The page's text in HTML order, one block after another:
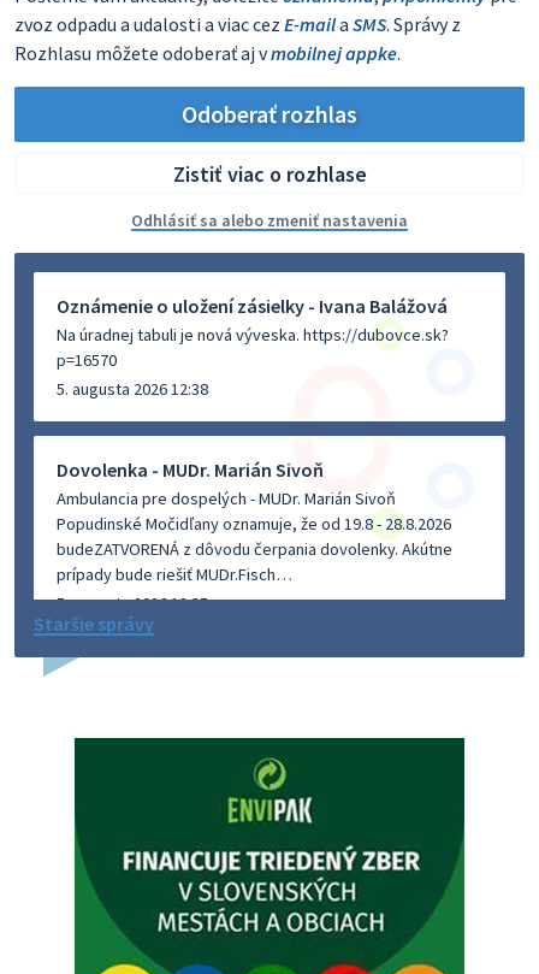
zvoz odpadu a udalosti a viac cez E-maila SMS. Správy z
Rozhlasu môžete odoberať aj vmobilnej appke.
Odoberať rozhlas
Zistiť viac o rozhlase
Odhlásiť sa alebo zmeniť nastavenia
Oznámenie o uložení zásielky - Ivana Balážová
Na úradnej tabuli je nová výveska. https://dubovce.sk?
p=16570
5. augusta 2026 12:38
Dovolenka - MUDr. Marián Sivoň
Ambulancia pre dospelých - MUDr. Marián Sivoň
Popudinské Močidľany oznamuje, že od 19.8 - 28.8.2026
budeZATVORENÁ z dôvodu čerpania dovolenky. Akútne
prípady bude riešiť MUDr.Fisch…
5. augusta 2026 12:35
4. augusta 2026 15:30
Dnešný zvoz odpadu
Vážený občan, dnes 5. 8. sa zváža komunálny odpad.
5. augusta 2026 05:00
Oznámenie o uložení zásielky - Juraj Sloboda
Staršie správy